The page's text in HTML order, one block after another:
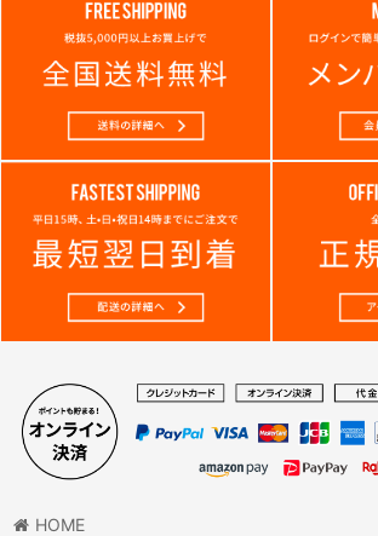
HOME